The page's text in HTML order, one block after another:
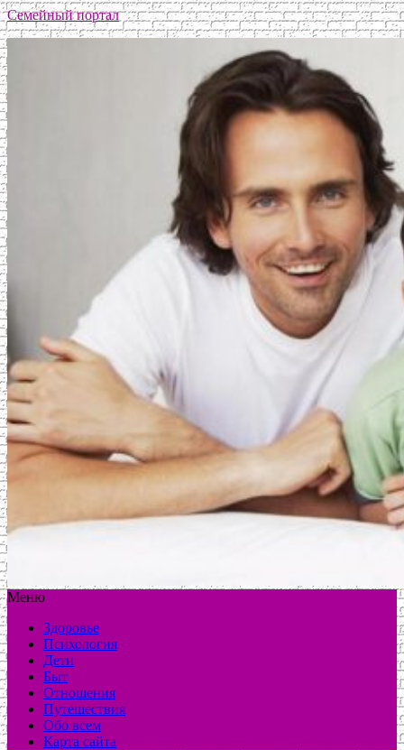
Семейный портал
Меню
Здоровье
Психология
Дети
Быт
Отношения
Путешествия
Обо всем
Карта сайта